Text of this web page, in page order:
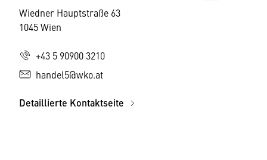
Wiedner Hauptstraße 63
1045 Wien
+43 5 90900 3210
handel5@wko.at
Detaillierte Kontaktseite